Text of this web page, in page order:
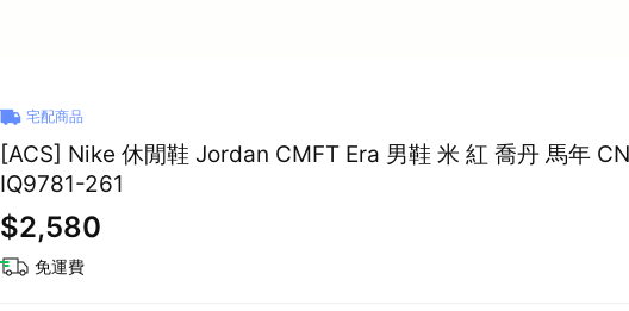
宅配商品
[ACS] Nike 休閒鞋 Jordan CMFT Era 男鞋 米 紅 喬丹 馬年
IQ9781-261
$2,580
免運費